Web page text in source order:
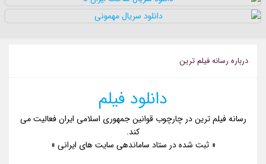
درباره رسانه فيلم ترين
دانلود فیلم
رسانه فیلم ترین در چارچوب قوانین جمهوری اسلامی ایران فعالیت می
کند.
« ثبت شده در ستاد ساماندهی سایت های ایرانی »